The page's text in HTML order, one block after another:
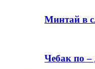
Минтай в
Чебак по –